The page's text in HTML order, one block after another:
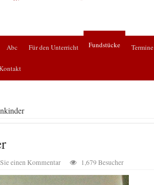
Abc Für den Unterricht Fundstücke Termine
einen Kommentar 1,679 Besucher